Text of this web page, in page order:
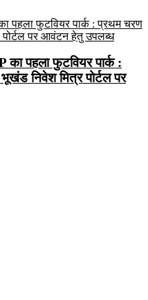
का पहला फुटवियर पार्क :
निवेश मित्र पोर्टल पर